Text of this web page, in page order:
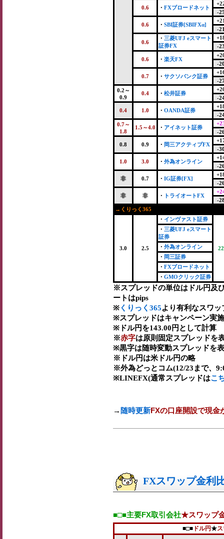
0.6 ・ FXブロードネット
-
0.6 ・ SBI証券[SBIFXα]
-
0.6
・ 三菱UFJ eスマート
証券FX
-
0.6 ・ 楽天FX
-
0.7 ・ サクソバンク証券
-
0.2～
0.9
0.4 ・ 松井証券
-
0.4 1.0 ・ OANDA証券
-
0.7～
1.8
1.5～4.0 ・ アイネット証券
-
0.8 0.9 ・ 岡三アクティブFX
-
1.0 3.0 ・ 外為オンライン
-
非 0.7 ・ IG証券[FX]
-
非 非 ・ トライオートFX
-
→くりっく365
3.0 2.5
・ インヴァスト証券
・ 三菱UFJ eスマート
証券
・ 外為オンライン
・ 岡三証券
・ FXブロードネット
・ GMOクリック証券
※スプレッドの単位はドル円及
ートはpips
※ くりっく365より有利なスワ
※スプレッドはキャンペーン実
※ドル円を143.00円として計算
※赤字は原則固定スプレッドを
※黒字は随時変動スプレッドを
※ドル円は米ドル円の略
※外為どっとコム(12/23まで、
※LINEFX(通常スプレッドはこ
→ 随時更新FXの口座開設で現金
FXスワップ金利
■□■主要FX取引会社★スワップ
■□■ ドル円★